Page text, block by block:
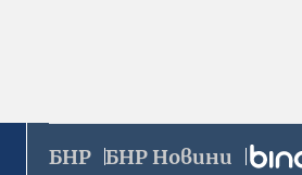
БНР БНР Новини